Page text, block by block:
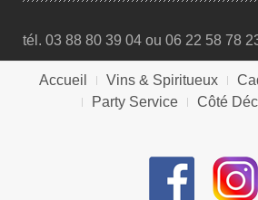
tél. 03 88 80 39 04 ou 06 22 58 78
Accueil Vins & Spiritueux
Party Service
Côté